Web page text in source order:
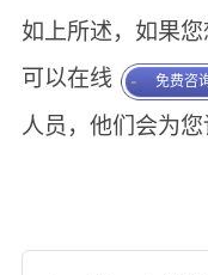
如上所述，如果您
可以在线
免费咨
人员，他们会为您